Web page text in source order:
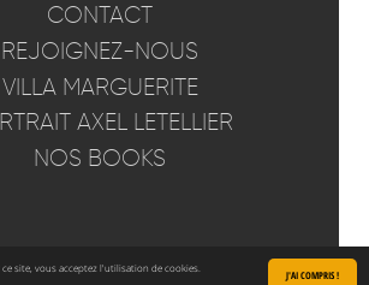
site, vous acceptez l'utilisation de cookies.
J'AI COMPRIS !
CONTACT
REJOIGNEZ-NOUS
VILLA MARGUERITE
AXEL LETELLIER
NOS BOOKS
Architectes -Mentions légales